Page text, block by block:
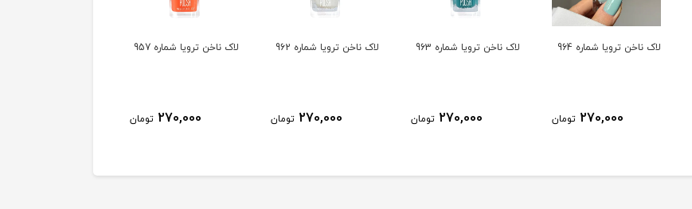
لاک ناخن ترویا شماره 964
270,000 تومان
لاک ناخن ترویا شماره 963
270,000 تومان
لاک ناخن ترویا شماره 962
270,000 تومان
لاک ناخن ترویا شماره 957
270,000 تومان